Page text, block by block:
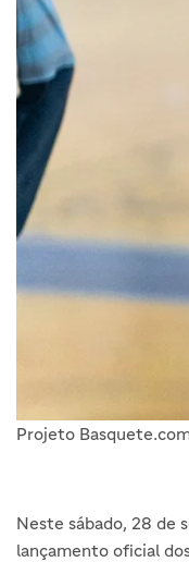
Projeto
Neste sábado, 28 de
lançamento oficial